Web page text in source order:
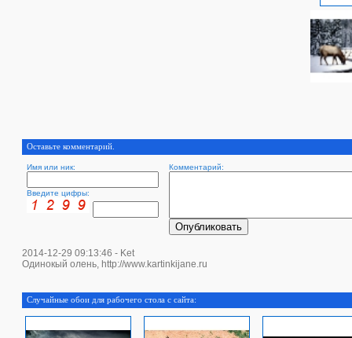
Оставьте комментарий.
Имя или ник: Комментарий:
Введите цифры:
2014-12-29 09:13:46 - Ket
Одинокый олень, http://www.kartinkijane.ru
Случайные обои для рабочего стола с сайта: